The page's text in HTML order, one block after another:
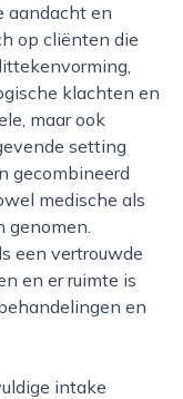
aandacht en
op cliënten die
klachten en
maar ook
setting
gecombineerd
medische als
genomen.
een vertrouwde
en er ruimte is
en